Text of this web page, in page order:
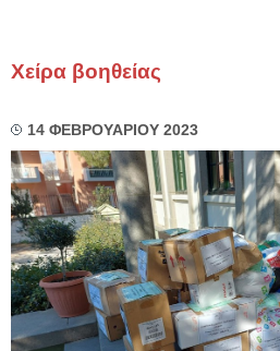
Χείρα βοηθείας
14 ΦΕΒΡΟΥΑΡΙΟΥ 2023